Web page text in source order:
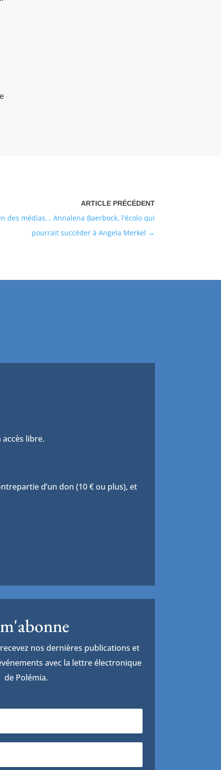
des médias... Annalena Baerbock, l'écolo qui
pourrait succéder à Angela Merkel
libre.
d’un don (10 € ou plus), et
nos dernières publications et
avec la lettre électronique
de Polémia.